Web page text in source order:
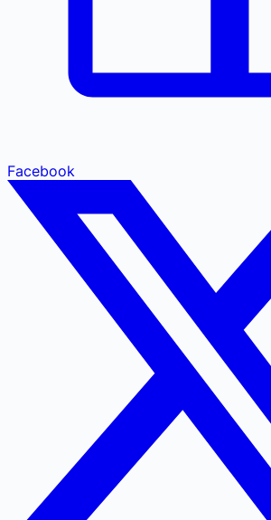
Facebook